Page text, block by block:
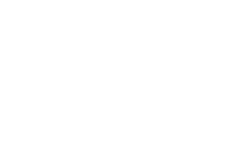
da praia
de elevador direto para
disponíveis.